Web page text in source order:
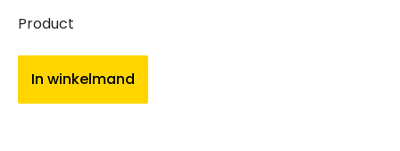
Product
In winkelmand